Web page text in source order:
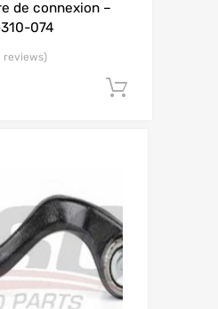
de connexion –
074
reviews)